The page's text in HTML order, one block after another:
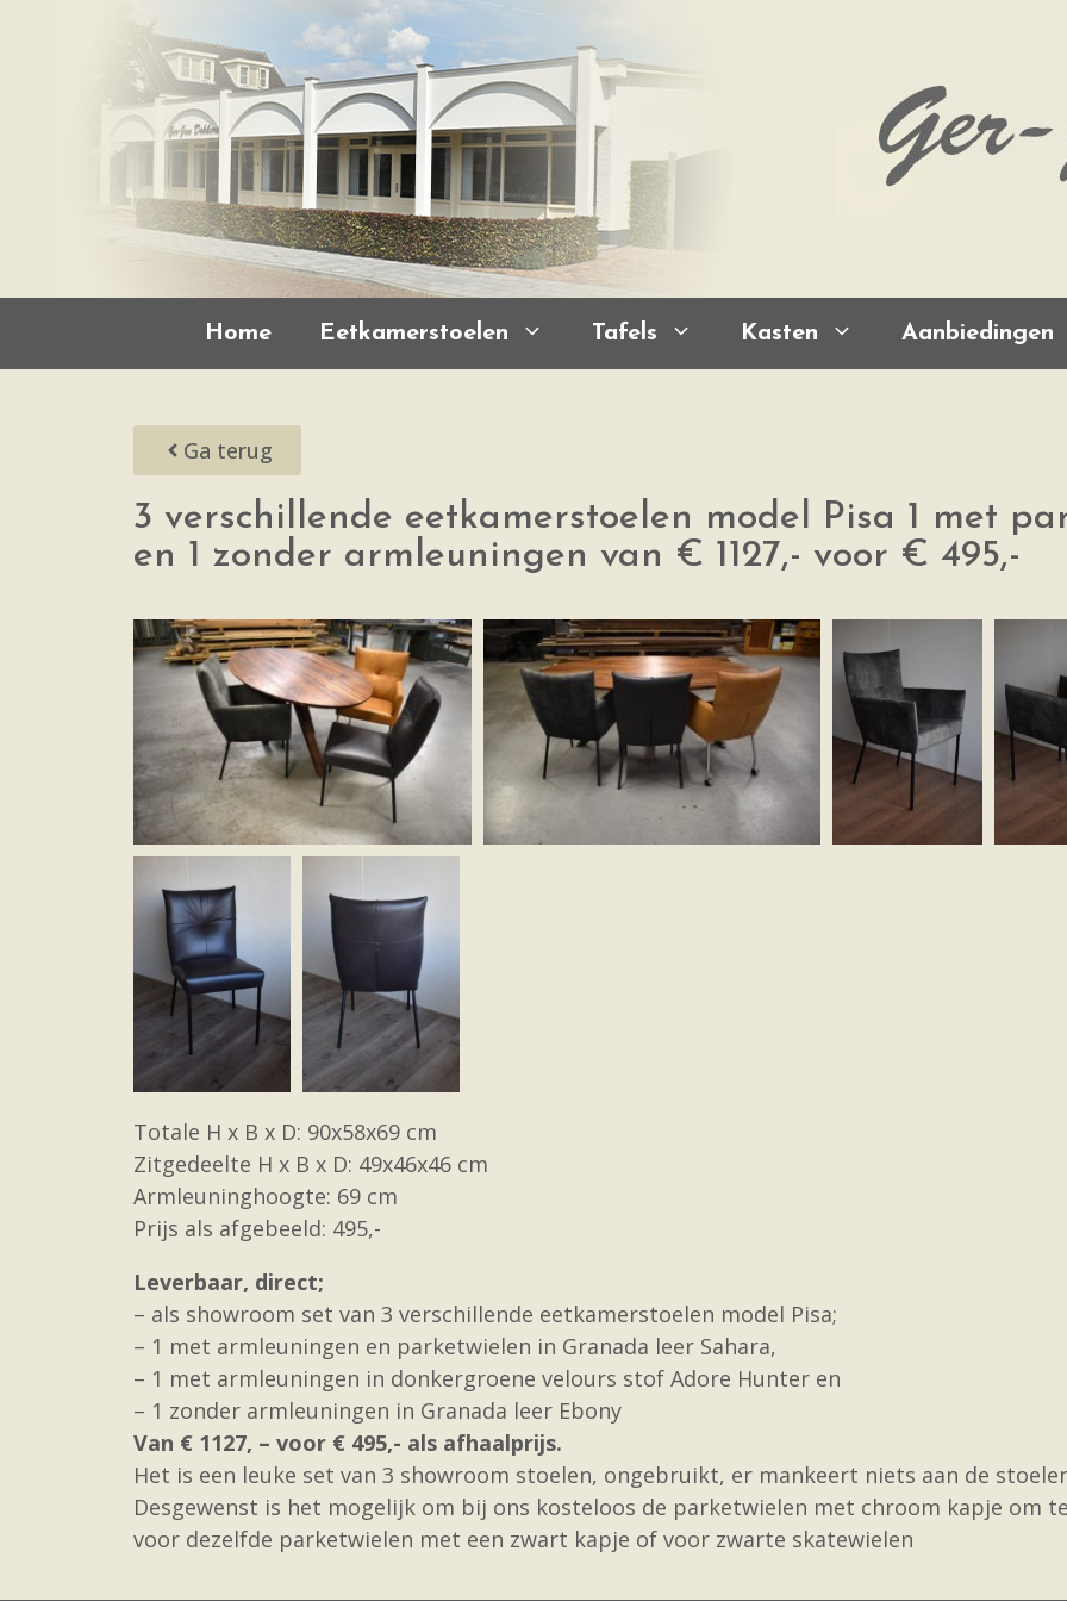
Home Eetkamerstoelen Tafels Kasten Aanbiedingen
Ga terug
3 verschillende eetkamerstoelen model Pisa 1 met
en 1 zonder armleuningen van € 1127,- voor € 495,-
Totale H x B x D: 90x58x69 cm
Zitgedeelte H x B x D: 49x46x46 cm
Armleuninghoogte: 69 cm
Prijs als afgebeeld: 495,-
Leverbaar, direct;
– als showroom set van 3 verschillende eetkamerstoelen model Pisa;
– 1 met armleuningen en parketwielen in Granada leer Sahara,
– 1 met armleuningen in donkergroene velours stof Adore Hunter en
– 1 zonder armleuningen in Granada leer Ebony
Van € 1127, – voor € 495,- als afhaalprijs.
Het is een leuke set van 3 showroom stoelen, ongebruikt, er mankeert niets aan de
Desgewenst is het mogelijk om bij ons kosteloos de parketwielen met chroom kapje om
voor dezelfde parketwielen met een zwart kapje of voor zwarte skatewielen